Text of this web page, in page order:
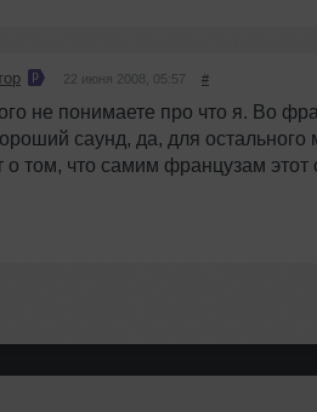
22 июня 2008, 05:57 #
не понимаете про что я. Во
саунд, да, для остального
о том, что самим французам этот